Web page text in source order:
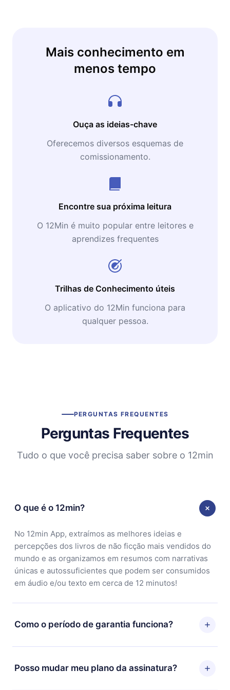
Mais conhecimento em
menos tempo
Ouça as ideias-chave
Oferecemos diversos esquemas de
comissionamento.
Encontre sua próxima leitura
O 12Min é muito popular entre leitores e
aprendizes frequentes
Trilhas de Conhecimento úteis
O aplicativo do 12Min funciona para
qualquer pessoa.
PERGUNTAS FREQUENTES
Perguntas Frequentes
Tudo o que você precisa saber sobre o 12min
O que é o 12min?
No 12min App, extraímos as melhores ideias e
percepções dos livros de não ficção mais vendidos do
mundo e as organizamos em resumos com narrativas
únicas e autossuficientes que podem ser consumidos
em áudio e/ou texto em cerca de 12 minutos!
Como o período de garantia funciona?
Você pode baixar nosso aplicativo e começar a
aproveitar nossa biblioteca. Se por algum motivo não
ficar satisfeito com nossa plataforma, basta entrar em
Posso mudar meu plano da assinatura?